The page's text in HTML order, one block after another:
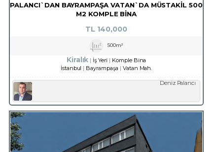
PALANCI`DAN BAYRAMPAŞA VATAN`DA MÜSTAKİL 500
M2 KOMPLE BİNA
TL 140,000
500m²
Kiralık İş Yeri
Komple Bina
İstanbul
Bayrampaşa Vatan Mah.
Deniz Palancı